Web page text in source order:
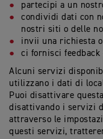
partecipi a un
condividi dati con
nostri siti o delle
invii una richiesta
ci fornisci
Alcuni servizi
utilizzano i dati di
Puoi disattivare
disattivando i servizi
attraverso le
questi servizi,